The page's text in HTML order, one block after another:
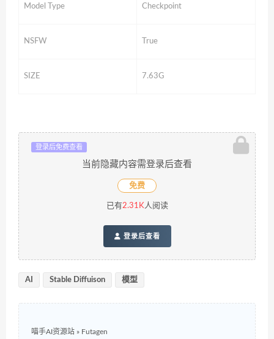
Model Type Checkpoint
NSFW True
SIZE 7.63G
登录后免费查看
当前隐藏内容需登录后查看
免费
已有2.31K人阅读
登录后查看
AI Stable Diffuison 模型
喵手AI资源站 » Futagen